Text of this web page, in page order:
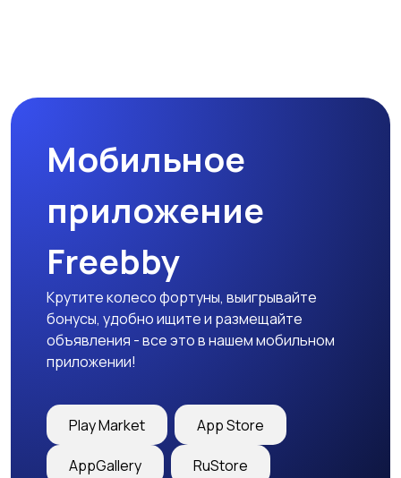
Столы и стулья Текстиль и ковры
Шкафы и комоды
Мобильное
приложение
Freebby
Крутите колесо фортуны, выигрывайте
бонусы, удобно ищите и размещайте
объявления - все это в нашем мобильном
приложении!
Play Market App Store
AppGallery RuStore